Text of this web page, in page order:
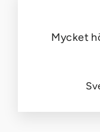
Mycket